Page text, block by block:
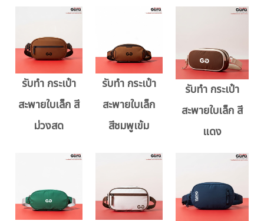
รับทำ กระเป๋า
สะพายใบเล็ก สี
ม่วงสด
รับทำ กระเป๋า
สะพายใบเล็ก
สีชมพูเข้ม
รับทำ กระเป๋า
สะพายใบเล็ก สี
แดง